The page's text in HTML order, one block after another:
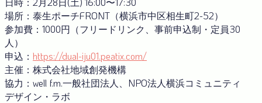
場所：泰生ポーチFRONT（横浜市中区相生町2-52）
参加費：1000円（フリードリンク、事前申込制・定員30
人）
申込： https://dual-iju01.peatix.com/
主催：株式会社地域創発機構
協力：well f.m.一般社団法人、NPO法人横浜コミュニティ
デザイン・ラボ